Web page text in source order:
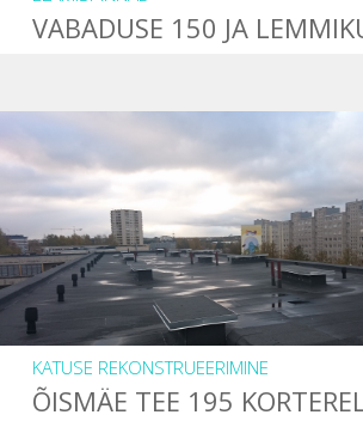
VABADUSE 150 JA
KATUSE REKONSTRUEERIMINE
ÕISMÄE TEE 195